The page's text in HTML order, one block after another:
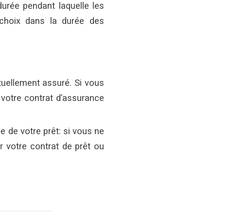
pendant laquelle les
dans la durée des
assuré. Si vous
contrat d’assurance
de votre prêt: si vous ne
votre contrat de prêt ou